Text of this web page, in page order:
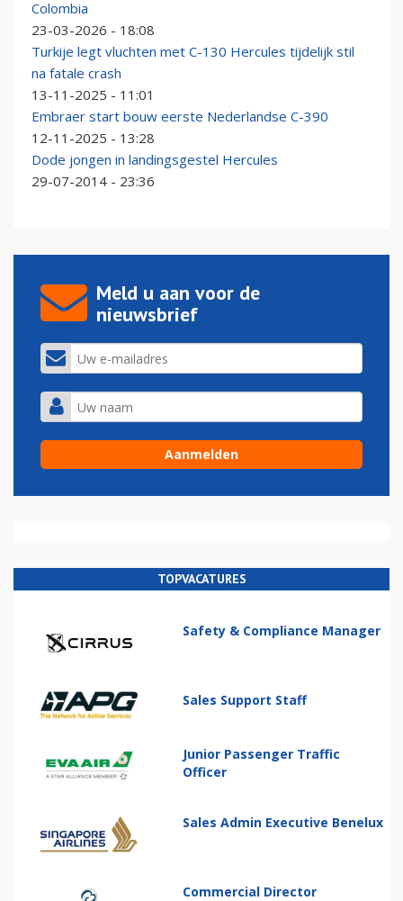
Colombia
23-03-2026 - 18:08
Turkije legt vluchten met C-130 Hercules tijdelijk stil
na fatale crash
13-11-2025 - 11:01
Embraer start bouw eerste Nederlandse C-390
12-11-2025 - 13:28
Dode jongen in landingsgestel Hercules
29-07-2014 - 23:36
Meld u aan voor de
nieuwsbrief
TOPVACATURES
Safety & Compliance Manager
Sales Support Staff
Junior Passenger Traffic
Officer
Sales Admin Executive Benelux
Commercial Director